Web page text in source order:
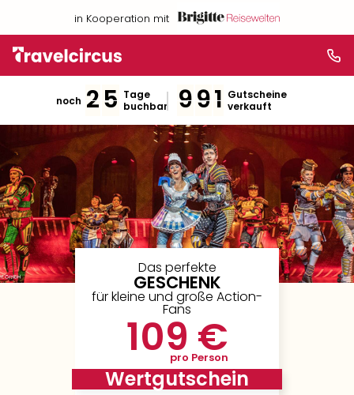
in Kooperation mit
noch 25 Tage
buchbar
991 Gutscheine
verkauft
Das perfekte
GESCHENK
für kleine und große Action-
Fans
109 €
pro Person
Wertgutschein